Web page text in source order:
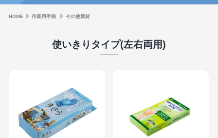
HOME 作業⽤⼿袋 その他素材
使いきりタイプ(左右両用)